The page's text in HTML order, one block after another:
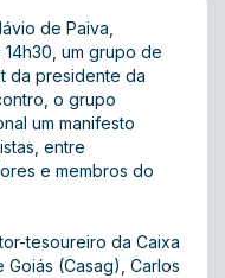
de Paiva,
um grupo de
da presidente da
o grupo
um manifesto
entre
e membros do
tesoureiro da Caixa
(Casag), Carlos